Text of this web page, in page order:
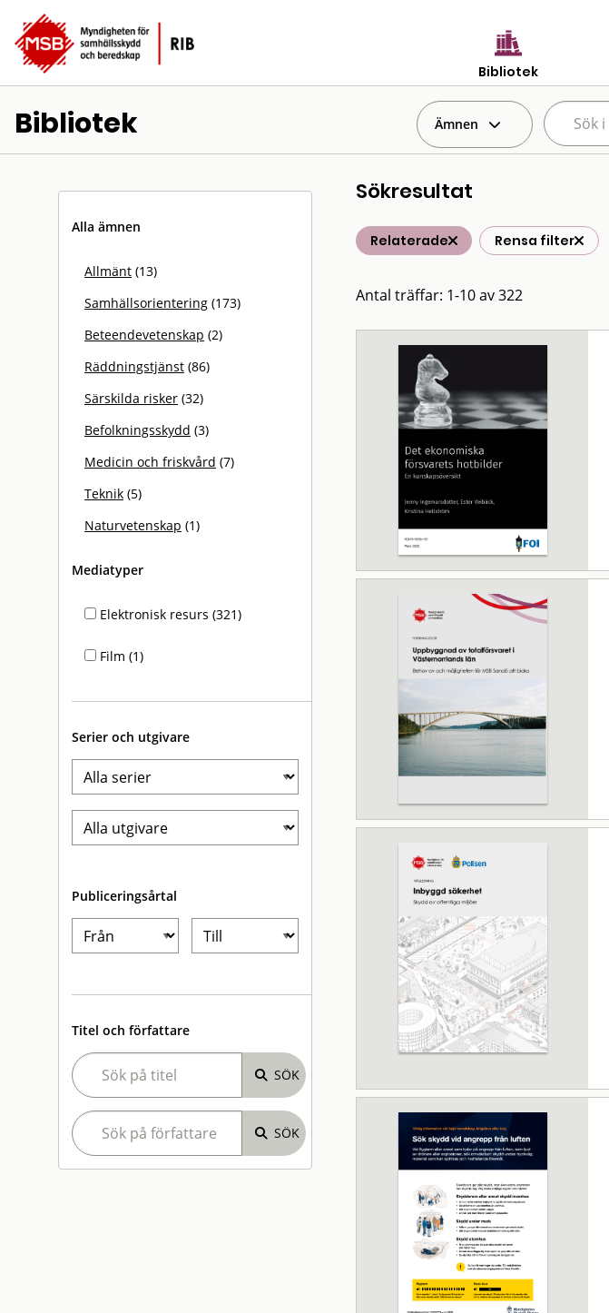
Bibliotek
Bibliotek Ämnen
Alla ämnen
Allmänt (13)
Samhällsorientering (173)
Beteendevetenskap (2)
Räddningstjänst (86)
Särskilda risker (32)
Befolkningsskydd (3)
Medicin och friskvård (7)
Teknik (5)
Naturvetenskap (1)
Mediatyper
Elektronisk resurs (321)
Film (1)
Serier och utgivare
Publiceringsårtal
Titel och författare
Sökresultat
Relaterade Rensa filter
Antal träffar: 1-10 av 322